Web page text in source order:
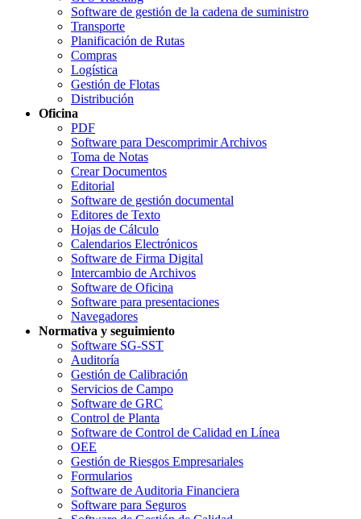
Software de gestión de la cadena de suministro
Transporte
Planificación de Rutas
Compras
Logística
Gestión de Flotas
Distribución
Oficina
PDF
Software para Descomprimir Archivos
Toma de Notas
Crear Documentos
Editorial
Software de gestión documental
Editores de Texto
Hojas de Cálculo
Calendarios Electrónicos
Software de Firma Digital
Intercambio de Archivos
Software de Oficina
Software para presentaciones
Navegadores
Normativa y seguimiento
Software SG-SST
Auditoría
Gestión de Calibración
Servicios de Campo
Software de GRC
Control de Planta
Software de Control de Calidad en Línea
OEE
Gestión de Riesgos Empresariales
Formularios
Software de Auditoria Financiera
Software para Seguros